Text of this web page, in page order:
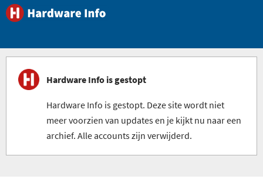
Hardware Info is gestopt
Hardware Info is gestopt. Deze site wordt niet
meer voorzien van updates en je kijkt nu naar een
archief. Alle accounts zijn verwijderd.